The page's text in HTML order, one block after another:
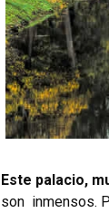
Este palacio,
son inmensos.